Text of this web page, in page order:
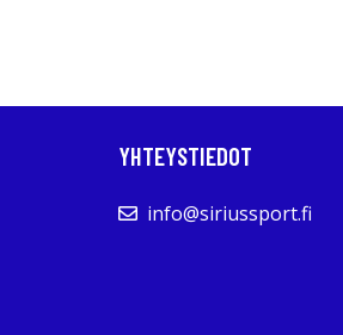
YHTEYSTIEDOT
info@siriussport.fi